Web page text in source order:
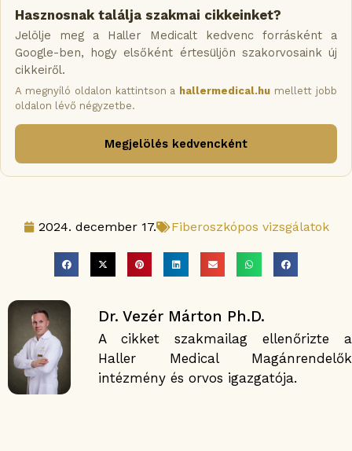
Hasznosnak találja szakmai cikkeinket?
Jelölje meg a Haller Medicalt kedvenc forrásként a
Google-ben, hogy elsőként értesüljön szakorvosaink új
cikkeiről.
A megnyíló oldalon kattintson a hallermedical.hu mellett jobb
oldalon lévő négyzetbe.
Megjelölés kedvencként
2024. december 17. Fiberoszkópos vizsgálatok
Dr. Vezér Márton Ph.D.
A cikket szakmailag ellenőrizte a
Haller Medical Magánrendelők
intézmény és orvos igazgatója.